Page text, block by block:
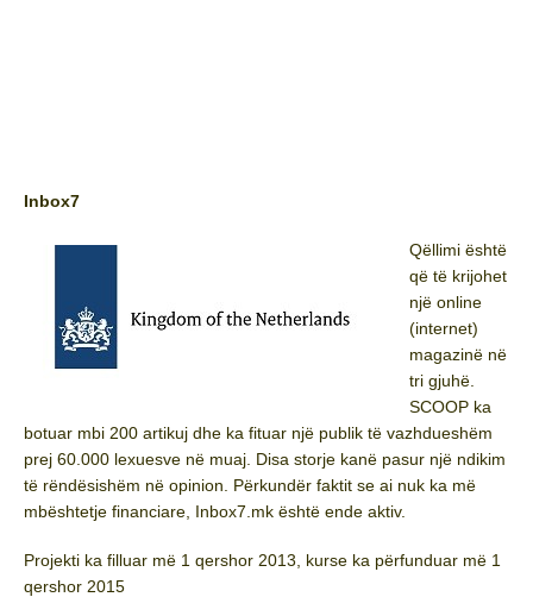
Inbox7
Qëllimi është
që të krijohet
një online
(internet)
magazinë në
tri gjuhë.
SCOOP ka
botuar mbi 200 artikuj dhe ka fituar një publik të vazhdueshëm
prej 60.000 lexuesve në muaj. Disa storje kanë pasur një ndikim
të rëndësishëm në opinion. Përkundër faktit se ai nuk ka më
mbështetje financiare, Inbox7.mk është ende aktiv.
Projekti ka filluar më 1 qershor 2013, kurse ka përfunduar më 1
qershor 2015